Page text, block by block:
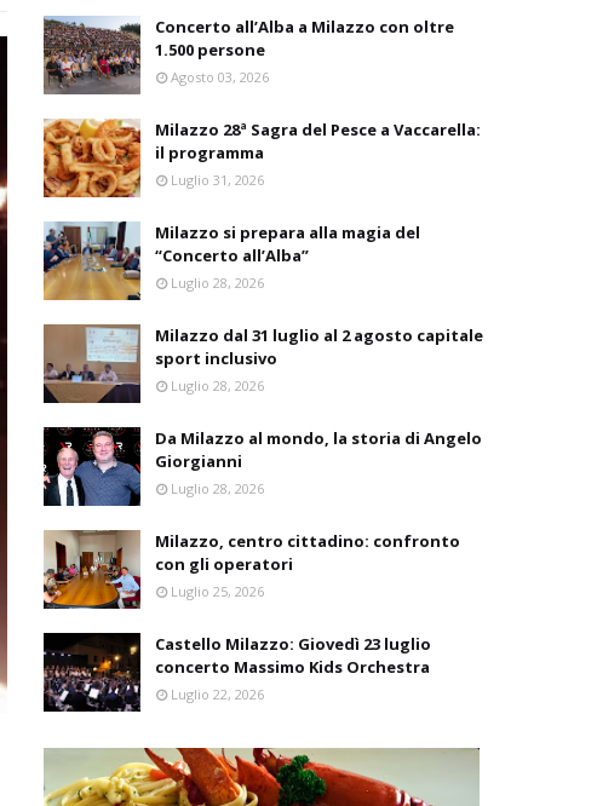
Concerto all’Alba a Milazzo con oltre
1.500 persone
Agosto 03, 2026
Milazzo 28ª Sagra del Pesce a Vaccarella:
il programma
Luglio 31, 2026
Milazzo si prepara alla magia del
“Concerto all’Alba”
Luglio 28, 2026
Milazzo dal 31 luglio al 2 agosto capitale
sport inclusivo
Luglio 28, 2026
Da Milazzo al mondo, la storia di Angelo
Giorgianni
Luglio 28, 2026
Milazzo, centro cittadino: confronto
con gli operatori
Luglio 25, 2026
Castello Milazzo: Giovedì 23 luglio
concerto Massimo Kids Orchestra
Luglio 22, 2026